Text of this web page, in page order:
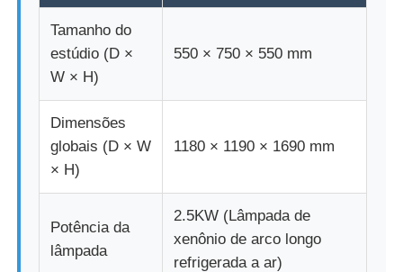
Tamanho do
estúdio (D ×
W × H)
550 × 750 × 550 mm
Dimensões
globais (D × W
× H)
1180 × 1190 × 1690 mm
Potência da
lâmpada
2.5KW (Lâmpada de
xenônio de arco longo
refrigerada a ar)